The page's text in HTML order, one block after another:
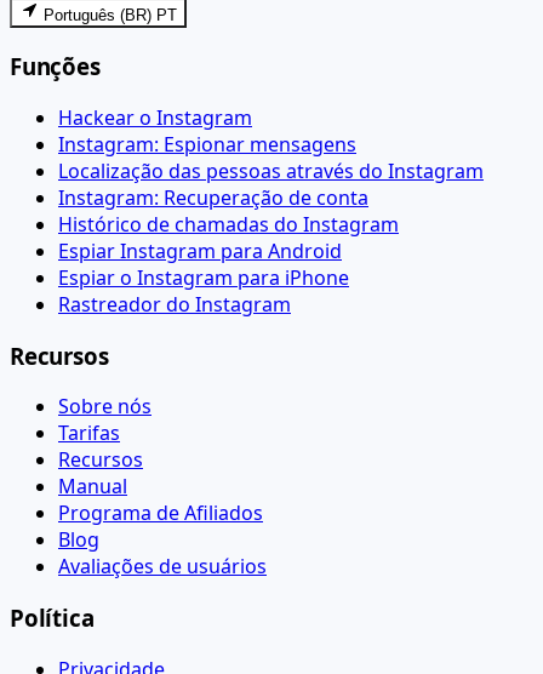
Português (BR) PT
Funções
Hackear o Instagram
Instagram: Espionar mensagens
Localização das pessoas através do Instagram
Instagram: Recuperação de conta
Histórico de chamadas do Instagram
Espiar Instagram para Android
Espiar o Instagram para iPhone
Rastreador do Instagram
Recursos
Sobre nós
Tarifas
Recursos
Manual
Programa de Afiliados
Blog
Avaliações de usuários
Política